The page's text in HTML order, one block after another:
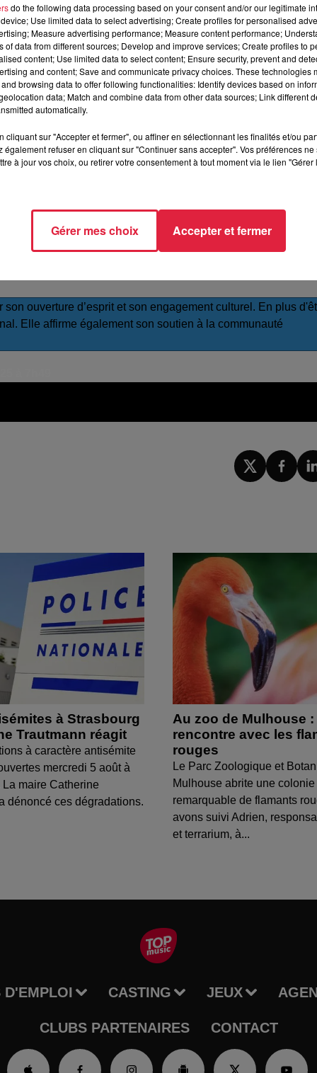
riche et varié. «On aime croiser les arts et décloisonner les
des publics différents», explique Cyril Pallaud.
. Ils sont animés parGuillem Aubry, ancien chef de chant
renom seront étudiées. Un moment pédagogique qui allie
le 13 septembre à 11 h.
le26 septembre
sur les femmes compositrices . Elles seront
de Passions Croisées).
à undrag show singulier. Il s'agit d'un spectacle où des
exagérés et stylisés, et jouent souvent avec les
l’église de sa
avec le public avec des quiz.
ouverture d’esprit et son engagement culturel. En plus
Elle affirme également son soutien à la communauté
à Strasbourg
Trautmann réagit
à caractère antisémite
mercredi 5 août à
La maire Catherine
dénoncé ces dégradations.
Au zoo de Mulhouse :
rencontre avec les
rouges
Le Parc Zoologique et
Mulhouse abrite une colonie
remarquable de flamants
avons suivi Adrien,
et terrarium, à...
D'EMPLOI CASTING JEUX
CLUBS PARTENAIRES CONTACT
do the following data processing based on your consent and/or our legitimate
Use limited data to select advertising; Create profiles for personalised
Measure advertising performance; Measure content performance;
of data from different sources; Develop and improve services; Create profiles to
content; Use limited data to select content; Ensure security, prevent and
and content; Save and communicate privacy choices. These technologies
browsing data to offer following functionalities: Identify devices based on
data; Match and combine data from other data sources; Link different
automatically.
cliquant sur "Accepter et fermer", ou affiner en sélectionnant les finalités et/ou
également refuser en cliquant sur "Continuer sans accepter". Vos préférences
à jour vos choix, ou retirer votre consentement à tout moment via le lien
Gérer mes choix Accepter et fermer